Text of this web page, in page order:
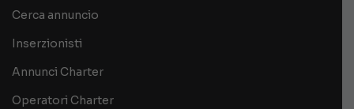
Cerca annuncio
Inserzionisti
Annunci Charter
Operatori Charter